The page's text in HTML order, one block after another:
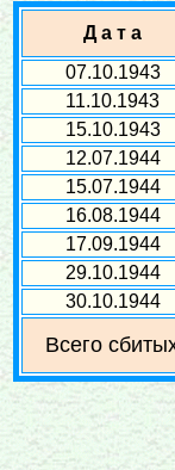
Д а т а
07.10.1943
11.10.1943
15.10.1943
12.07.1944
15.07.1944
16.08.1944
17.09.1944
29.10.1944
30.10.1944
Всего